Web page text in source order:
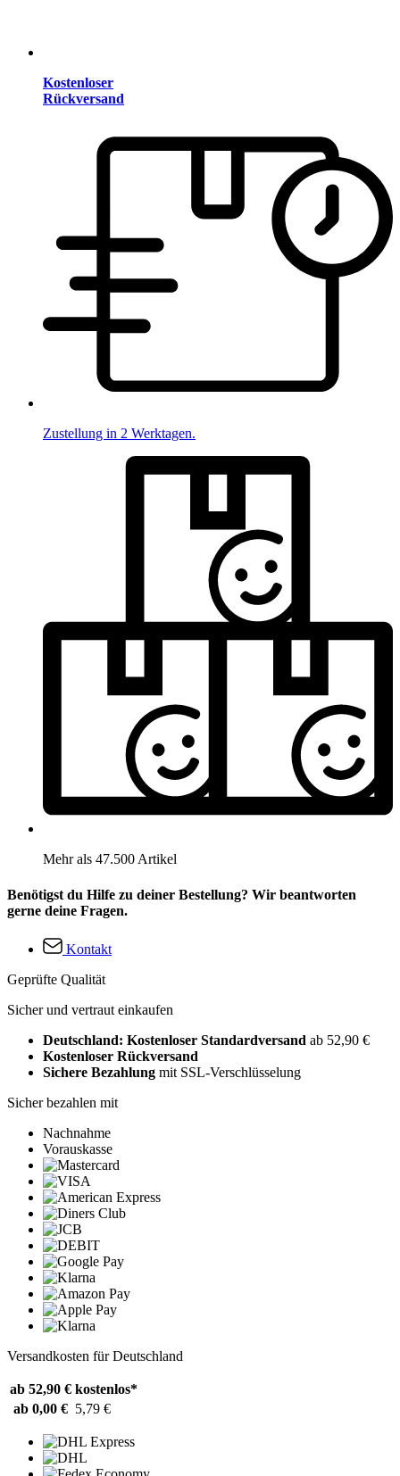
Kostenloser
Rückversand
Zustellung in 2 Werktagen.
Mehr als 47.500 Artikel
Benötigst du Hilfe zu deiner Bestellung? Wir beantworten
gerne deine Fragen.
Kontakt
Geprüfte Qualität
Sicher und vertraut einkaufen
Deutschland: Kostenloser Standardversand ab 52,90 €
Kostenloser Rückversand
Sichere Bezahlung mit SSL-Verschlüsselung
Sicher bezahlen mit
Nachnahme
Vorauskasse
Versandkosten für Deutschland
ab 52,90 € kostenlos*
ab 0,00 € 5,79 €